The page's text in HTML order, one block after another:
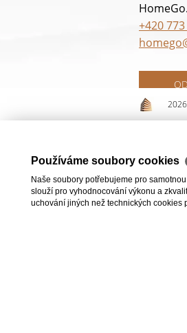
+420
Používáme soubory cookies
Naše soubory potřebujeme pro
slouží pro vyhodnocování výkonu a
uchování jiných než technických cookies